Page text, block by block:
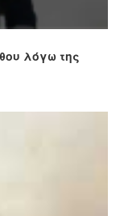
λόγω της